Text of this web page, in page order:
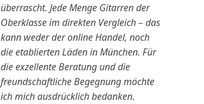
überrascht. Jede Menge Gitarren der
Oberklasse im direkten Vergleich – das
kann weder der online Handel, noch
die etablierten Läden in München. Für
die exzellente Beratung und die
freundschaftliche Begegnung möchte
ich mich ausdrücklich bedanken.